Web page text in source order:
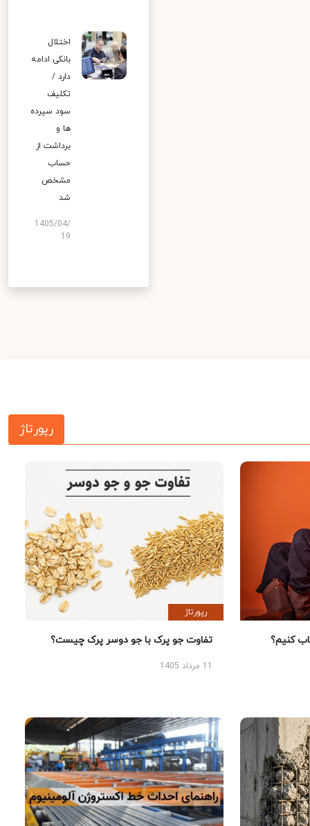
اختلال
بانکی ادامه
دارد /
تکلیف
سود سپرده
ها و
برداشت از
حساب
مشخص
شد
1405/04/
19
رپورتاژ
کنیم؟
رپورتاژ
تفاوت جو پرک با جو دوسر پرک چیست؟